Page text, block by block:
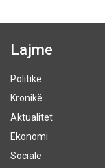
Lajme
Politikë
Kronikë
Aktualitet
Ekonomi
Sociale